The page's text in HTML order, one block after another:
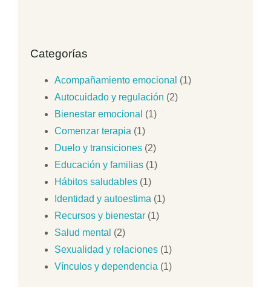
Categorías
Acompañamiento emocional (1)
Autocuidado y regulación (2)
Bienestar emocional (1)
Comenzar terapia (1)
Duelo y transiciones (2)
Educación y familias (1)
Hábitos saludables (1)
Identidad y autoestima (1)
Recursos y bienestar (1)
Salud mental (2)
Sexualidad y relaciones (1)
Vínculos y dependencia (1)